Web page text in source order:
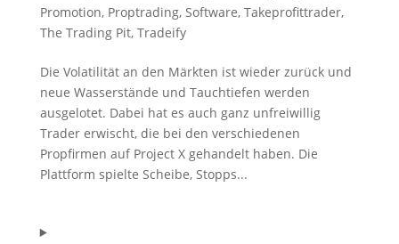
Promotion, Proptrading, Software, Takeprofittrader,
The Trading Pit, Tradeify
Die Volatilität an den Märkten ist wieder zurück und
neue Wasserstände und Tauchtiefen werden
ausgelotet. Dabei hat es auch ganz unfreiwillig
Trader erwischt, die bei den verschiedenen
Propfirmen auf Project X gehandelt haben. Die
Plattform spielte Scheibe, Stopps...